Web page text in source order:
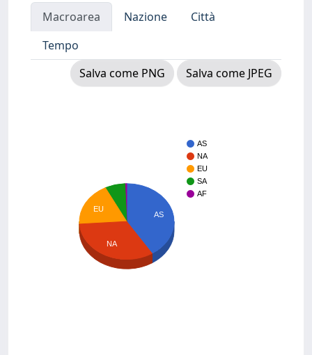
Macroarea Nazione
Città
Tempo
Salva come PNG
Salva come JPEG
AS
NA
EU
SA
AF
AS
EU
NA